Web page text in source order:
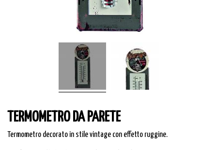
TERMOMETRO DA PARETE
Termometro decorato in stile vintage con effetto ruggine.